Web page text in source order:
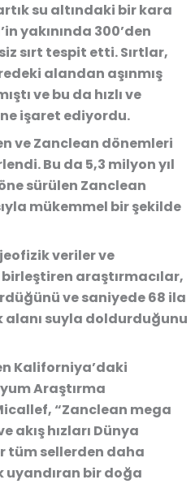
su altındaki bir kara
yakınında 300’den
sırt tespit etti. Sırtlar,
alandan aşınmış
ve bu da hızlı ve
işaret ediyordu.
ve Zanclean dönemleri
Bu da 5,3 milyon yıl
sürülen Zanclean
mükemmel bir şekilde
veriler ve
araştırmacılar,
ve saniyede 68 ila
alanı suyla doldurduğunu
Kaliforniya’daki
Araştırma
“Zanclean mega
akış hızları Dünya
tüm sellerden daha
uyandıran bir doğa